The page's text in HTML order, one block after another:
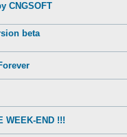
CNGSOFT
beta
WEEK-END !!!